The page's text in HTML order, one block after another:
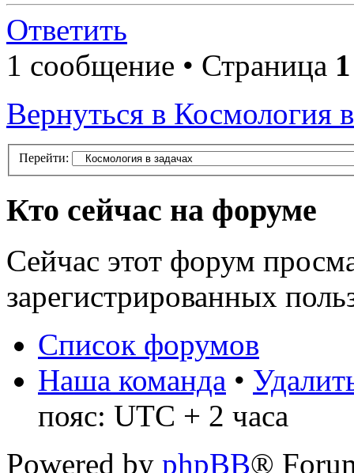
Ответить
1 сообщение • Страница 1
Вернуться в Космология
Перейти:
Кто сейчас на форуме
Сейчас этот форум
зарегистрированных
Список форумов
Наша команда •
пояс: UTC + 2 часа
Powered by phpBB®